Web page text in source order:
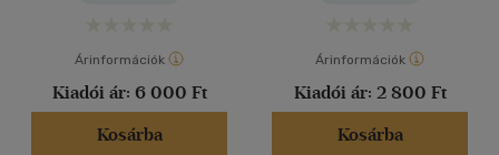
Árinformációk
Kiadói ár: 6 000 Ft
Kosárba
Árinformációk
Kiadói ár: 2 800 Ft
Kosárba